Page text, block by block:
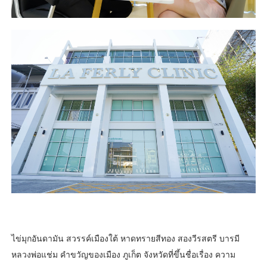
ไข่มุกอันดามัน สวรรค์เมืองใต้ หาดทรายสีทอง สองวีรสตรี บารมี
หลวงพ่อแช่ม คำขวัญของเมือง ภูเก็ต จังหวัดที่ขึ้นชื่อเรื่อง ความ